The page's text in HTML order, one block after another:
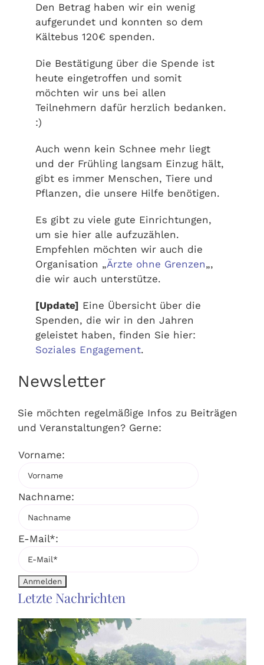
Den Betrag haben wir ein wenig
aufgerundet und konnten so dem
Kältebus 120€ spenden.
Die Bestätigung über die Spende ist
heute eingetroffen und somit
möchten wir uns bei allen
Teilnehmern dafür herzlich bedanken.
:)
Auch wenn kein Schnee mehr liegt
und der Frühling langsam Einzug hält,
gibt es immer Menschen, Tiere und
Pflanzen, die unsere Hilfe benötigen.
Es gibt zu viele gute Einrichtungen,
um sie hier alle aufzuzählen.
Empfehlen möchten wir auch die
Organisation „Ärzte ohne Grenzen„,
die wir auch unterstütze.
[Update] Eine Übersicht über die
Spenden, die wir in den Jahren
geleistet haben, finden Sie hier:
Soziales Engagement.
Newsletter
Sie möchten regelmäßige Infos zu Beiträgen
und Veranstaltungen? Gerne:
Vorname:
Nachname:
E-Mail*:
Letzte Nachrichten